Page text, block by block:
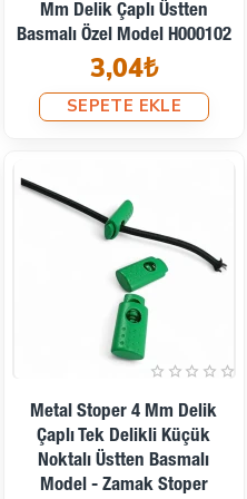
Mm Delik Çaplı Üstten
Basmalı Özel Model H000102
3,04₺
SEPETE EKLE
Metal Stoper 4 Mm Delik
Çaplı Tek Delikli Küçük
Noktalı Üstten Basmalı
Model - Zamak Stoper